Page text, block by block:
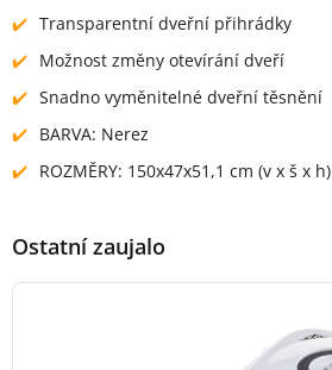
Transparentní dveřní přihrádky
Možnost změny otevírání dveří
Snadno vyměnitelné dveřní těsnění
BARVA: Nerez
ROZMĚRY: 150x47x51,1 cm (v x š x h)
Ostatní zaujalo